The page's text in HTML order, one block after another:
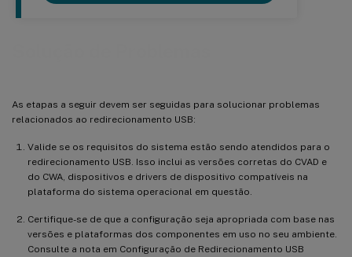
As etapas a seguir devem ser seguidas para solucionar problemas
relacionados ao redirecionamento USB:
Valide se os requisitos do sistema estão sendo atendidos para o
redirecionamento USB. Isso inclui as versões corretas do CVAD e
do CWA, dispositivos e drivers de dispositivo compatíveis na
plataforma do sistema operacional em questão.
Certifique-se de que a configuração seja apropriada com base nas
versões e plataformas dos componentes em uso no seu ambiente.
Consulte a nota em Configuração de Redirecionamento USB